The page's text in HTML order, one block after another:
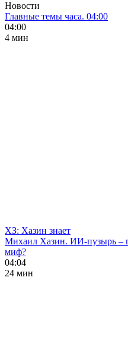
Новости
Главные темы часа. 04:00
04:00
4 мин
ХЗ: Хазин знает
Михаил Хазин. ИИ-пузырь –
миф?
04:04
24 мин